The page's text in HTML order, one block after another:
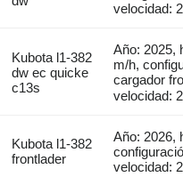
velocidad:
Kubota l1-382
dw ec quicke
c13s
Año: 2025,
m/h,
cargador
velocidad:
Kubota l1-382
frontlader
Año: 2026,
velocidad: